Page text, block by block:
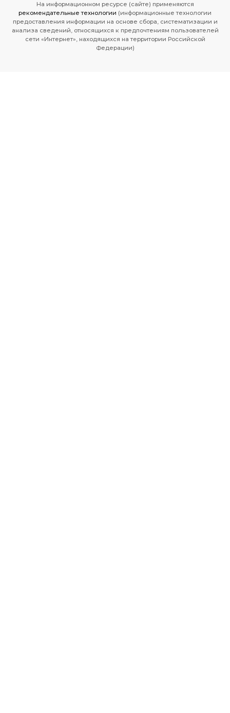
На информационном ресурсе (сайте) применяются
рекомендательные технологии (информационные технологии
предоставления информации на основе сбора, систематизации и
анализа сведений, относящихся к предпочтениям пользователей
сети «Интернет», находящихся на территории Российской
Федерации)